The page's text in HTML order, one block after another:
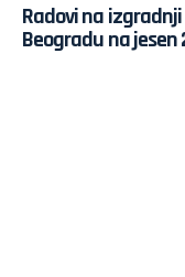
Radovi na
Beogradu na jesen